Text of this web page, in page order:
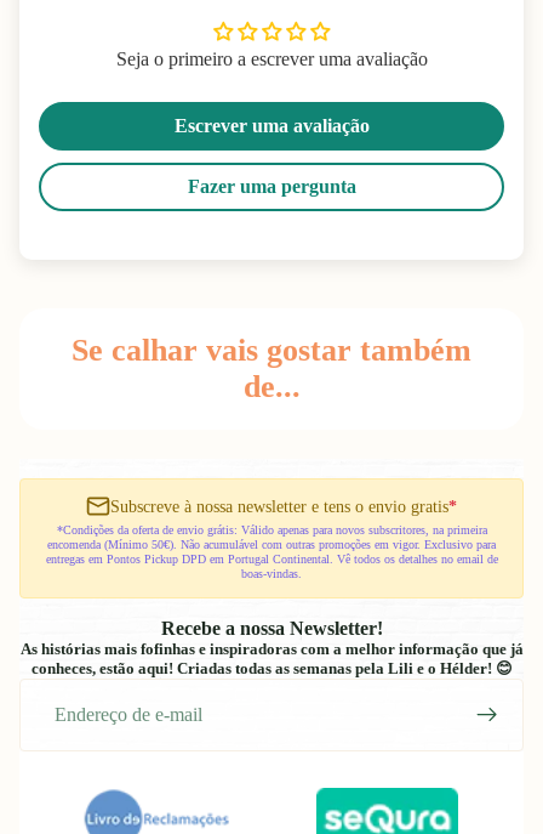
Seja o primeiro a escrever uma avaliação
Escrever uma avaliação
Fazer uma pergunta
Se calhar vais gostar também
de...
Subscreve à nossa newsletter e tens o envio gratis*
*Condições da oferta de envio grátis: Válido apenas para novos subscritores, na primeira
encomenda (Mínimo 50€). Não acumulável com outras promoções em vigor. Exclusivo para
entregas em Pontos Pickup DPD em Portugal Continental. Vê todos os detalhes no email de
boas-vindas.
Recebe a nossa Newsletter!
As histórias mais fofinhas e inspiradoras com a melhor informação que já
conheces, estão aqui! Criadas todas as semanas pela Lili e o Hélder! 😊